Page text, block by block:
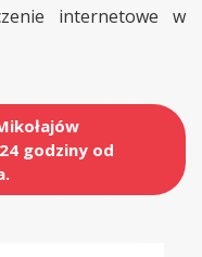
internetowe w
godziny od